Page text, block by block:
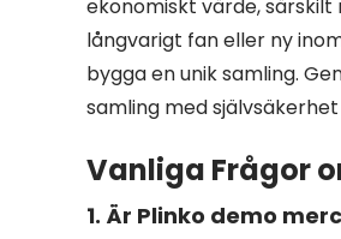
ekonomiskt värde,
långvarigt fan eller ny
bygga en unik samling.
samling med
Vanliga Frågor
1. Är Plinko demo